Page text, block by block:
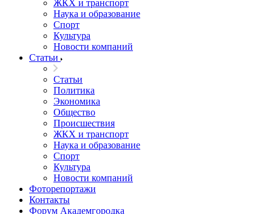
ЖКХ и транспорт
Наука и образование
Спорт
Культура
Новости компаний
Статьи
Статьи
Политика
Экономика
Общество
Происшествия
ЖКХ и транспорт
Наука и образование
Спорт
Культура
Новости компаний
Фоторепортажи
Контакты
Форум Академгородка